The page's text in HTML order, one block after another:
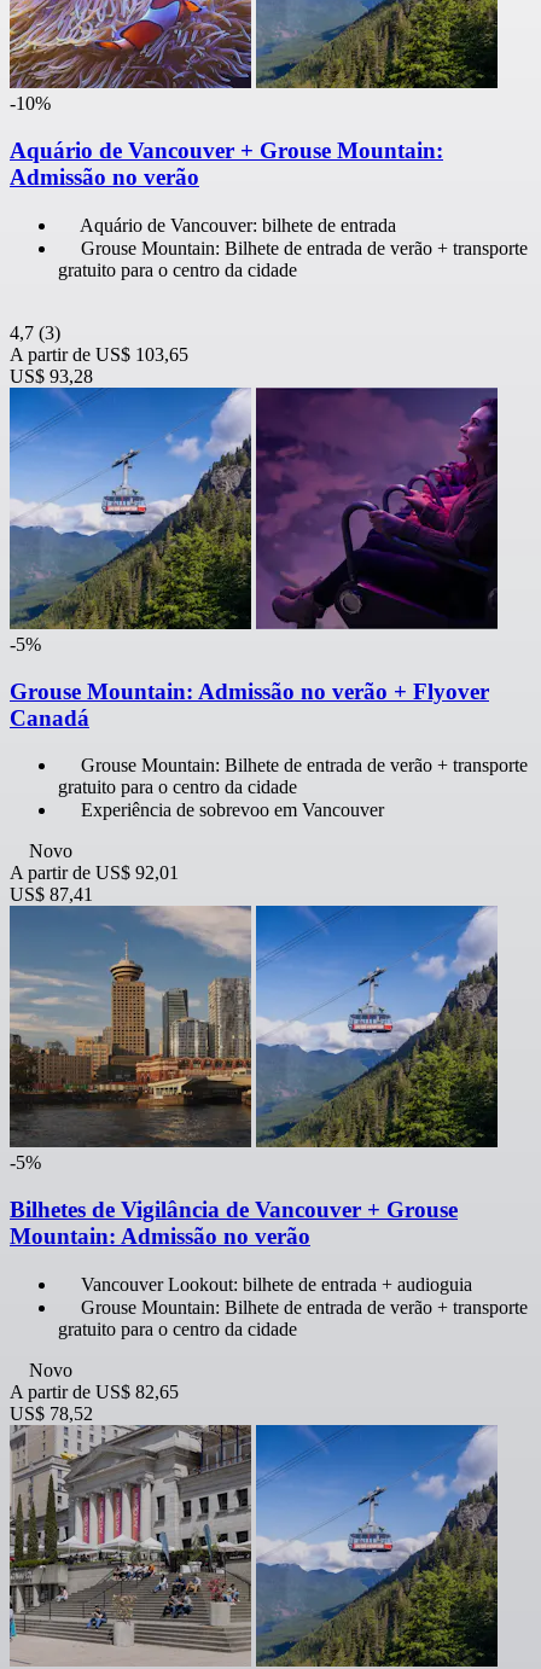
-10%
Aquário de Vancouver + Grouse Mountain:
Admissão no verão
Aquário de Vancouver: bilhete de entrada
Grouse Mountain: Bilhete de entrada de verão + transporte
gratuito para o centro da cidade
4,7 (3)
A partir de US$ 103,65
US$ 93,28
-5%
Grouse Mountain: Admissão no verão + Flyover
Canadá
Grouse Mountain: Bilhete de entrada de verão + transporte
gratuito para o centro da cidade
Experiência de sobrevoo em Vancouver
Novo
A partir de US$ 92,01
US$ 87,41
-5%
Bilhetes de Vigilância de Vancouver + Grouse
Mountain: Admissão no verão
Vancouver Lookout: bilhete de entrada + audioguia
Grouse Mountain: Bilhete de entrada de verão + transporte
gratuito para o centro da cidade
Novo
A partir de US$ 82,65
US$ 78,52